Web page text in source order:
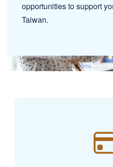
opportunities to support
Taiwan.